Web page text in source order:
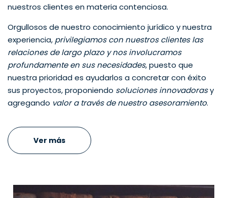
nuestros clientes en materia contenciosa.
Orgullosos de nuestro conocimiento jurídico y nuestra
experiencia, privilegiamos con nuestros clientes las
relaciones de largo plazo y nos involucramos
profundamente en sus necesidades, puesto que
nuestra prioridad es ayudarlos a concretar con éxito
sus proyectos, proponiendo soluciones innovadorasy
agregando valor a través de nuestro asesoramiento.
Ver más